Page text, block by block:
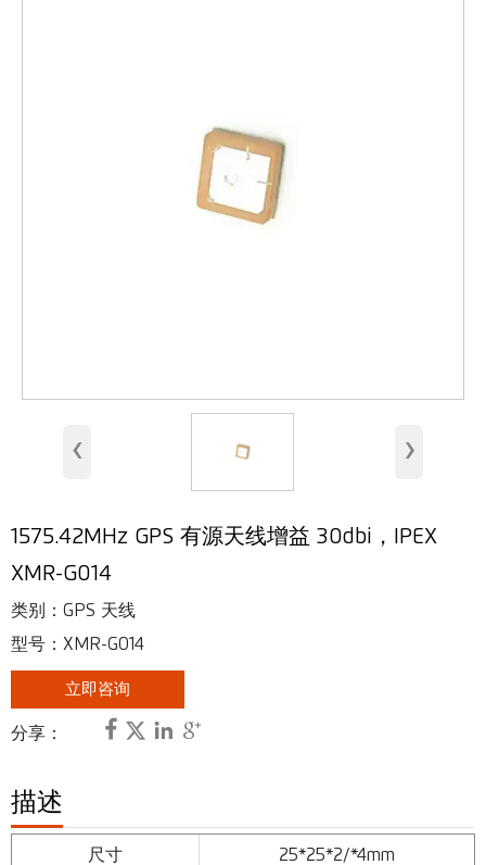
安全天线
射频连接器
‹ ›
1575.42MHz GPS 有源天线增益 30dbi，IPEX
XMR-G014
类别：GPS 天线
型号：XMR-G014
立即咨询
分享：    
描述
尺寸 25*25*2/*4mm